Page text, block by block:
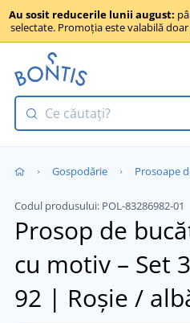
Au sosit reducerile lunii august:
selectate. Promoția este valabilă
Gospodărie Prosoape
Codul produsului: POL-83286982-01
Prosop de
cu motiv – Set
92 | Roșie /